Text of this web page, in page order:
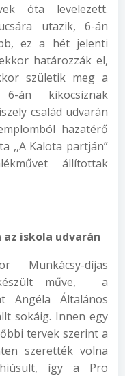
óta levelezett.
utazik, 6-án
ez a hét jelenti
határozzák el,
születik meg a
án kikocsiznak
család udvarán
hazatérő
,,A Kalota partján”
állítottak
az iskola udvarán
Munkácsy-díjas
készült műve, a
Angéla Általános
sokáig. Innen egy
tervek szerint a
szerették volna
így a Pro